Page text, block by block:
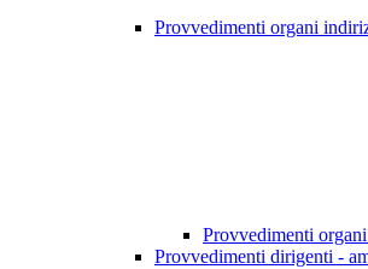
Provvedimenti organi
Provvedimenti
Provvedimenti dirigenti -